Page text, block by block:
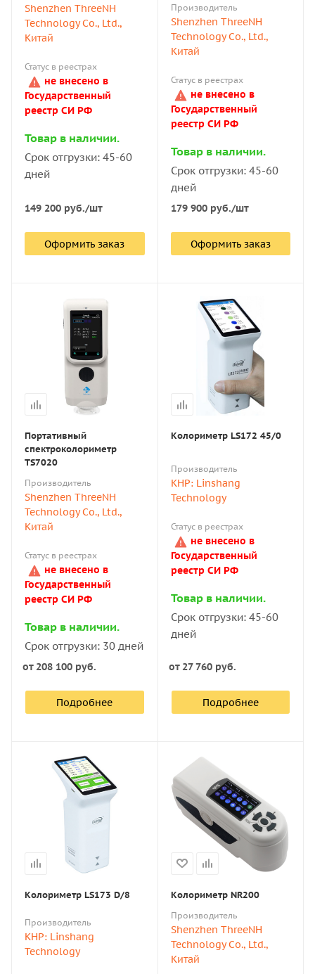
Shenzhen ThreeNH
Technology Co., Ltd.,
Китай
Статус в реестрах
не внесено в
Государственный
реестр СИ РФ
Товар в наличии.
Срок отгрузки: 45-60
дней
149 200 руб./шт
Оформить заказ
Производитель
Shenzhen ThreeNH
Technology Co., Ltd.,
Китай
Статус в реестрах
не внесено в
Государственный
реестр СИ РФ
Товар в наличии.
Срок отгрузки: 45-60
дней
179 900руб./шт
Оформить заказ
Портативный
спектроколориметр
TS7020
Производитель
Shenzhen ThreeNH
Technology Co., Ltd.,
Китай
Статус в реестрах
не внесено в
Государственный
реестр СИ РФ
Товар в наличии.
Срок отгрузки: 30 дней
от 208 100 руб.
Подробнее
Колориметр LS172 45/0
Производитель
КНР: Linshang
Technology
Статус в реестрах
не внесено в
Государственный
реестр СИ РФ
Товар в наличии.
Срок отгрузки: 45-60
дней
от 27 760 руб.
Подробнее
Колориметр LS173 D/8
Производитель
КНР: Linshang
Technology
Колориметр NR200
Производитель
Shenzhen ThreeNH
Technology Co., Ltd.,
Китай